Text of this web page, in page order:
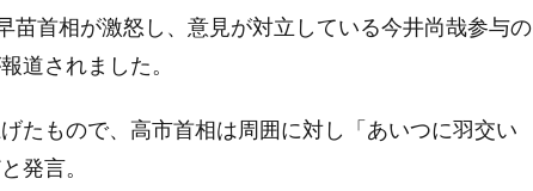
苗首相が激怒し、意見が対立している今井尚哉参与の
道されました。
たもので、高市首相は周囲に対し「あいつに羽交い
発言。